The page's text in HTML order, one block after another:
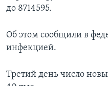
до 8714595.
Об этом сообщили в
инфекцией.
Третий день число